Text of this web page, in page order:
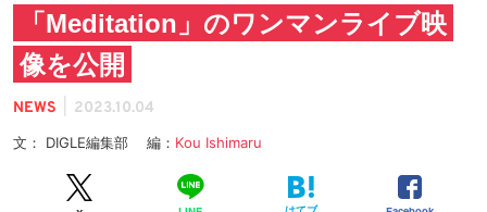
「Meditation」のワンマンライブ映
像を公開
NEWS 2023.10.04
文： DIGLE編集部 編： Kou Ishimaru